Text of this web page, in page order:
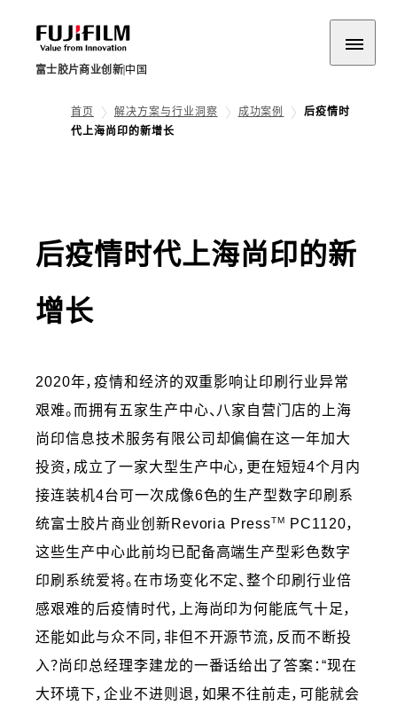
富士胶片商业创新 中国
首页 解决方案与行业洞察 成功案例
后疫情时
代上海尚印的新增长
后疫情时代上海尚印的新
增长
2020年，疫情和经济的双重影响让印刷行业异常
艰难。而拥有五家生产中心、八家自营门店的上海
尚印信息技术服务有限公司却偏偏在这一年加大
投资，成立了一家大型生产中心，更在短短4个月内
接连装机4台可一次成像6色的生产型数字印刷系
统富士胶片商业创新Revoria PressTM
PC1120，
这些生产中心此前均已配备高端生产型彩色数字
印刷系统爱将。在市场变化不定、整个印刷行业倍
感艰难的后疫情时代，上海尚印为何能底气十足，
还能如此与众不同，非但不开源节流，反而不断投
入？尚印总经理李建龙的一番话给出了答案：“现在
大环境下，企业不进则退，如果不往前走，可能就会